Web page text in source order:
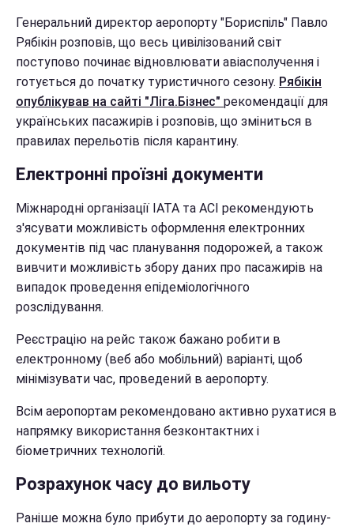
Генеральний директор аеропорту "Бориспіль" Павло
Рябікін розповів, що весь цивілізований світ
поступово починає відновлювати авіасполучення і
готується до початку туристичного сезону. Рябікін
опублікував на сайті "Ліга.Бізнес" рекомендації для
українських пасажирів і розповів, що зміниться в
правилах перельотів після карантину.
Електронні проїзні документи
Міжнародні організації ІАТА та ACI рекомендують
з'ясувати можливість оформлення електронних
документів під час планування подорожей, а також
вивчити можливість збору даних про пасажирів на
випадок проведення епідеміологічного
розслідування.
Реєстрацію на рейс також бажано робити в
електронному (веб або мобільний) варіанті, щоб
мінімізувати час, проведений в аеропорту.
Всім аеропортам рекомендовано активно рухатися в
напрямку використання безконтактних і
біометричних технологій.
Розрахунок часу до вильоту
Раніше можна було прибути до аеропорту за годину-